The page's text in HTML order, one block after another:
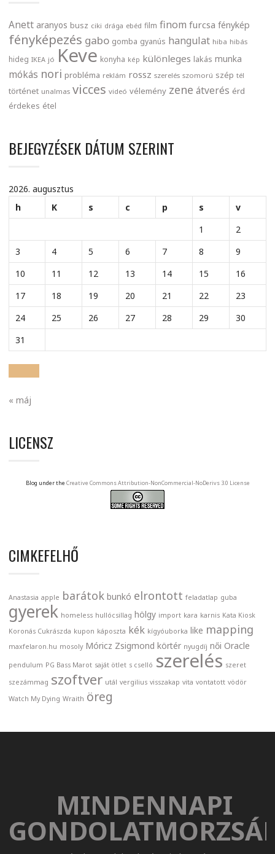
Anett aranyos busz ciki drága ebéd film finom furcsa fénykép
fényképezés gabo gomba gyanús hangulat hiba hibás
hideg IKEA jó Keve konyha kép különleges lakás munka
mókás nori probléma reklám rossz szerelés szomorú szép tél
történet unalmas vicces videó vélemény zene átverés érd
érdekes étel
BEJEGYZÉSEK DÁTUM SZERINT
2026. augusztus
h
K s c p s
v
1
2
3
4 5 6 7 8
9
10
11 12 13 14 15
16
17
18 19 20 21 22
23
24
25 26 27 28 29
30
31
« máj
LICENSZ
Blog under the Creative Commons Attribution-NonCommercial-NoDerivs 3.0 License
CIMKEFELHŐ
Anastasia apple barátok bunkó elrontott feladatlap guba
gyerek homeless hullócsillag hölgy import kara karnis Kata Kiosk
Koronás Cukrászda kupon káposzta kék kígyóuborka like mapping
maxfelaron.hu mosoly Móricz Zsigmond körtér nyugdíj női Oracle
pendulum PG Bass Marot saját ötlet s cselló szerelés szeret
szezámmag szoftver utál vergilius visszakap vita vontatott vödör
Watch My Dying Wraith öreg
MINDENNAPI